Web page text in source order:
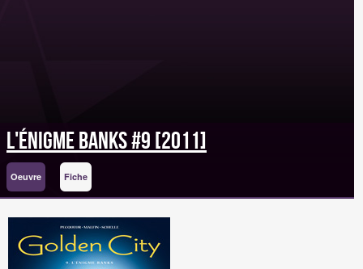
L'Énigme Banks #9 [2011]
Oeuvre Fiche